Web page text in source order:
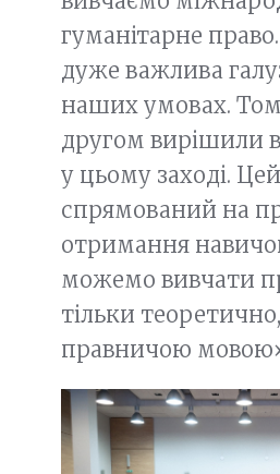
гуманітарне
дуже важлива
наших умовах.
другом вирішили
у цьому заході.
спрямований на
отримання
можемо вивчати
тільки
правничою